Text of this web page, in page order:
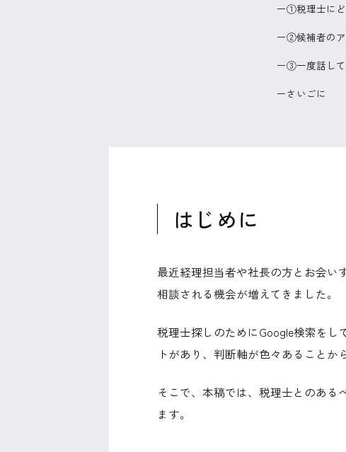
①税理士にど
②候補者の
③一度話して
さいごに
はじめに
最近経理担当者や社長の方とお会い
相談される機会が増えてきました。
税理士探しのためにGoogle検索を
トがあり、判断軸が色々あることか
そこで、本稿では、税理士とのある
ます。